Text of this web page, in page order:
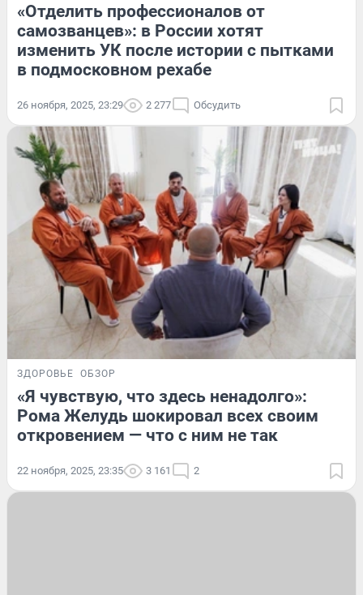
«Отделить профессионалов от
самозванцев»: в России хотят
изменить УК после истории с пытками
в подмосковном рехабе
26 ноября, 2025, 23:29 2 277 Обсудить
ЗДОРОВЬЕ ОБЗОР
«Я чувствую, что здесь ненадолго»:
Рома Желудь шокировал всех своим
откровением — что с ним не так
22 ноября, 2025, 23:35 3 161 2